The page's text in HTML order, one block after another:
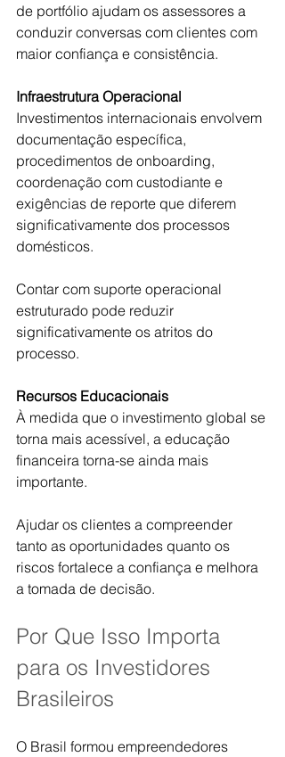
de portfólio ajudam os assessores a
conduzir conversas com clientes com
maior confiança e consistência.
Infraestrutura Operacional
Investimentos internacionais envolvem
documentação específica,
procedimentos de onboarding,
coordenação com custodiante e
exigências de reporte que diferem
significativamente dos processos
domésticos.
Contar com suporte operacional
estruturado pode reduzir
significativamente os atritos do
processo.
Recursos Educacionais
À medida que o investimento global se
torna mais acessível, a educação
financeira torna-se ainda mais
importante.
Ajudar os clientes a compreender
tanto as oportunidades quanto os
riscos fortalece a confiança e melhora
a tomada de decisão.
Por Que Isso Importa
para os Investidores
Brasileiros
O Brasil formou empreendedores